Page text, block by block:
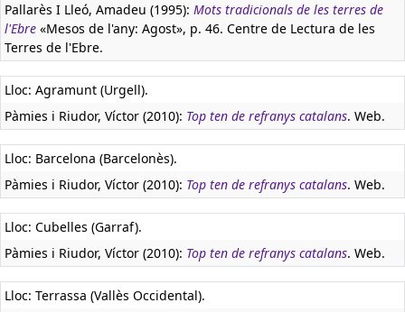
Pallarès I Lleó, Amadeu (1995): Mots tradicionals de les terres de
l'Ebre «Mesos de l'any: Agost», p. 46. Centre de Lectura de les
Terres de l'Ebre.
Lloc: Agramunt (Urgell).
Pàmies i Riudor, Víctor (2010): Top ten de refranys catalans. Web.
Lloc: Barcelona (Barcelonès).
Pàmies i Riudor, Víctor (2010): Top ten de refranys catalans. Web.
Lloc: Cubelles (Garraf).
Pàmies i Riudor, Víctor (2010): Top ten de refranys catalans. Web.
Lloc: Terrassa (Vallès Occidental).